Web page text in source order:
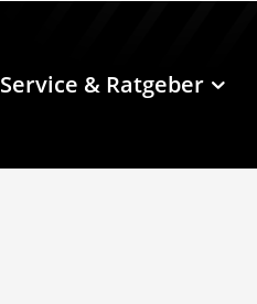
Service & Ratgeber